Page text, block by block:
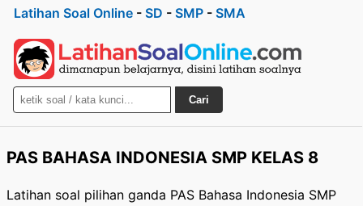
Latihan Soal Online - SD - SMP - SMA
Cari
PAS BAHASA INDONESIA SMP KELAS 8
Latihan soal pilihan ganda PAS Bahasa Indonesia SMP